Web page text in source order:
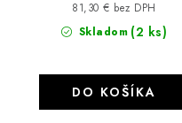
Skladom (2 ks)
81,30 € bez DPH
DO KOŠÍKA